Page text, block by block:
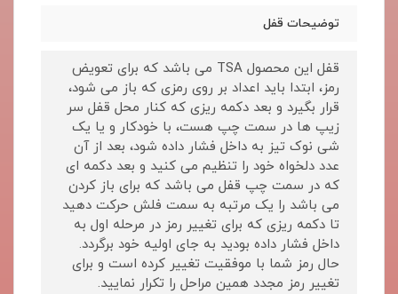
توضیحات قفل
قفل این محصول TSA می باشد که برای تعویض
رمز، ابتدا باید اعداد بر روی رمزی که باز می شود،
قرار بگیرد و بعد دکمه ریزی که کنار محل قفل سر
زیپ ها در سمت چپ هست، با خودکار و یا یک
شی نوک تیز به داخل فشار داده شود، بعد از آن
عدد دلخواه خود را تنظیم می کنید و بعد دکمه ای
که در سمت چپ قفل می باشد که برای باز کردن
می باشد را یک مرتبه به سمت فلش حرکت دهید
تا دکمه ریزی که برای تغییر رمز در مرحله اول به
داخل فشار داده بودید به جای اولیه خود برگردد.
حال رمز شما با موفقیت تغییر کرده است و برای
تغییر رمز مجدد همین مراحل را تکرار نمایید.